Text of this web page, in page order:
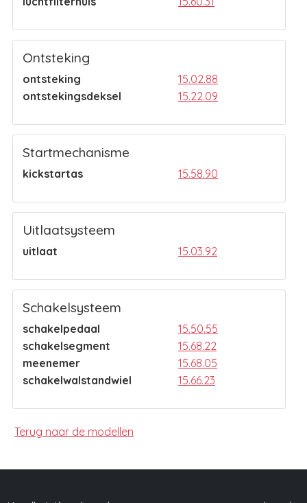
Ontsteking
ontsteking
15.02.88
ontstekingsdeksel
15.22.09
Startmechanisme
kickstartas 15.58.90
Uitlaatsysteem
uitlaat 15.03.92
Schakelsysteem
schakelpedaal
15.50.55
schakelsegment
15.68.22
meenemer
15.68.05
schakelwalstandwiel
15.66.23
Terug naar de modellen